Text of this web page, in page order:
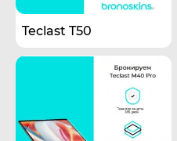
Teclast T50